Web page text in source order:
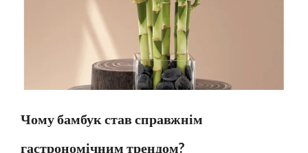
Чому бамбук став справжнім
гастрономічним трендом?